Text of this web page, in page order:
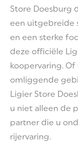
Store Doesburg
een uitgebreide
en een sterke
deze officiële
koopervaring.
omliggende
Ligier Store
u niet alleen de
partner die u
rijervaring.